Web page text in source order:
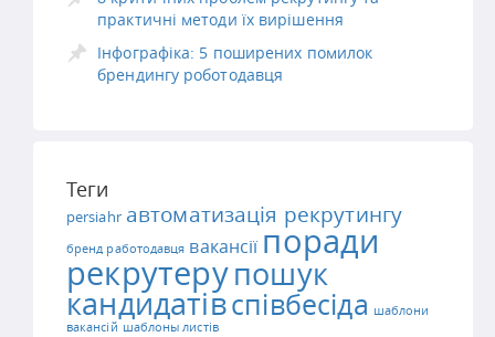
практичні методи їх вирішення
Інфографіка: 5 поширених помилок
брендингу роботодавця
Теги
persiahr автоматизація рекрутингу
бренд работодавця вакансії поради
рекрутерупошук
кандидатівспівбесіда шаблони
вакансій шаблоны листів